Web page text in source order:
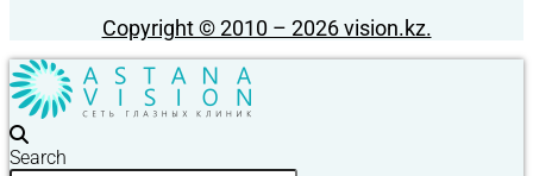
Copyright © 2010 – 2026 vision.kz.
Search